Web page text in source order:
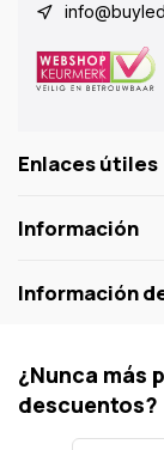
Enlaces útiles
Información
Información
¿Nunca más
descuentos?